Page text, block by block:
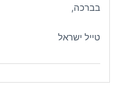
בברכה,
טייל ישראל